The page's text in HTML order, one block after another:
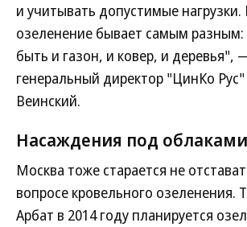
и учитывать допустимые нагрузки.
озеленение бывает самым
быть и газон, и ковер, и деревья",
генеральный директор "ЦинКо Рус"
Веинский.
Насаждения под облаками
Москва тоже старается не
вопросе кровельного озеленения.
Арбат в 2014 году планируется